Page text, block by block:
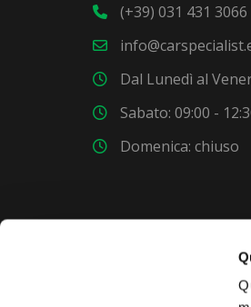
(+39) 031 431 3066
Dal Lunedì al
Sabato: 09:00 -
Domenica: chiuso
VUOI COMPRARE